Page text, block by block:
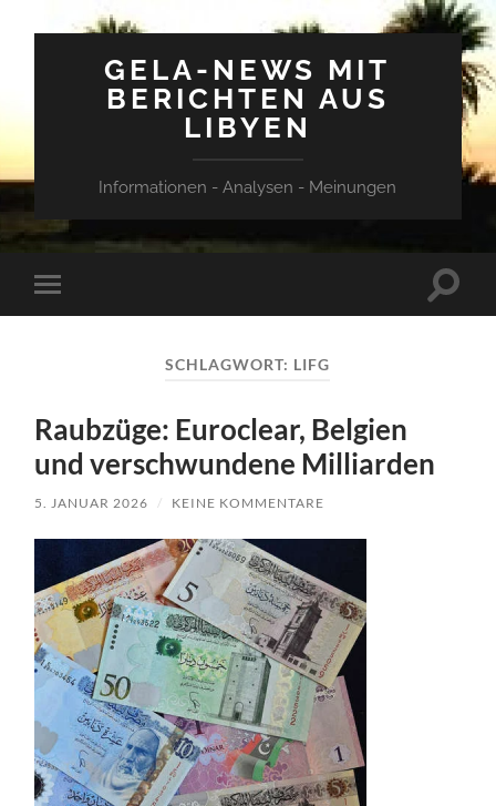
GELA-NEWS MIT
BERICHTEN AUS
LIBYEN
Informationen - Analysen - Meinungen
Mobile-
Menü
SCHLAGWORT: LIFG
Raubzüge: Euroclear, Belgien
und verschwundene Milliarden
5. JANUAR 2026 / KEINE KOMMENTARE